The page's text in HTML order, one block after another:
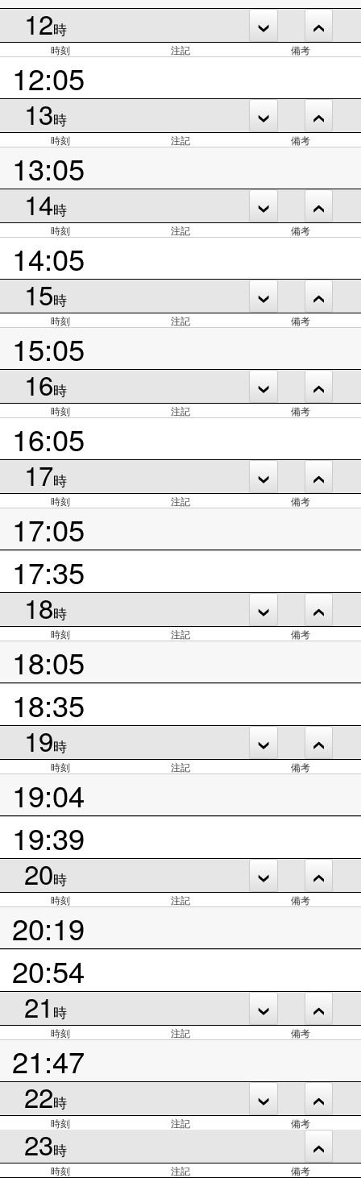
12時
時刻 注記 備考
12:05
13時
時刻 注記 備考
13:05
14時
時刻 注記 備考
14:05
15時
時刻 注記 備考
15:05
16時
時刻 注記 備考
16:05
17時
時刻 注記 備考
17:05
17:35
18時
時刻 注記 備考
18:05
18:35
19時
時刻 注記 備考
19:04
19:39
20時
時刻 注記 備考
20:19
20:54
21 時
時刻 注記 備考
21:47
22時
時刻 注記 備考
23時
時刻 注記 備考